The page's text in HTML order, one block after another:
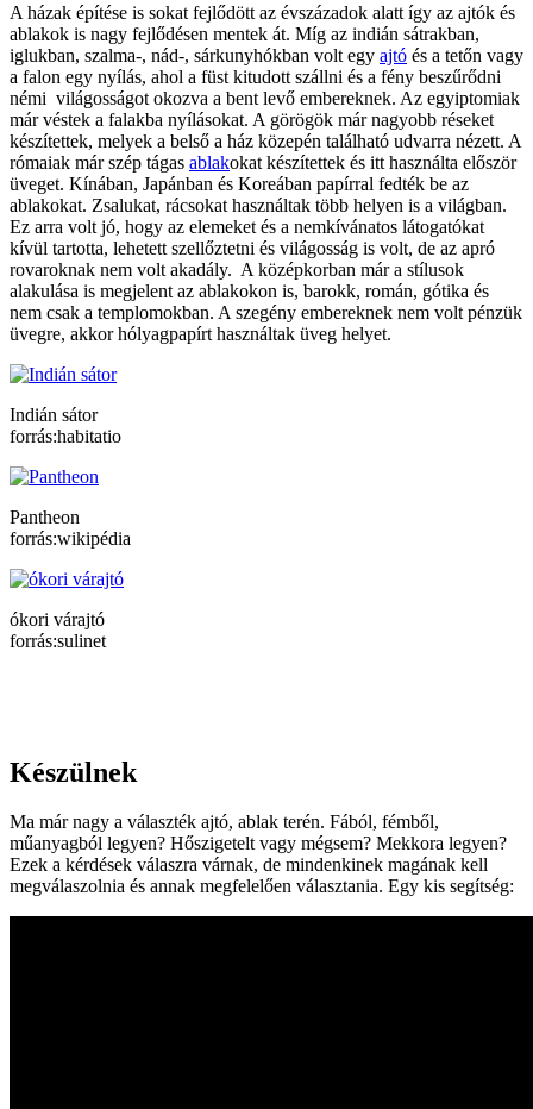
A házak építése is sokat fejlődött az évszázadok alatt így az ajtók és
ablakok is nagy fejlődésen mentek át. Míg az indián sátrakban,
iglukban, szalma-, nád-, sárkunyhókban volt egy ajtó és a tetőn vagy
a falon egy nyílás, ahol a füst kitudott szállni és a fény beszűrődni
némi világosságot okozva a bent levő embereknek. Az egyiptomiak
már véstek a falakba nyílásokat. A görögök már nagyobb réseket
készítettek, melyek a belső a ház közepén található udvarra nézett. A
rómaiak már szép tágas ablakokat készítettek és itt használta először
üveget. Kínában, Japánban és Koreában papírral fedték be az
ablakokat. Zsalukat, rácsokat használtak több helyen is a világban.
Ez arra volt jó, hogy az elemeket és a nemkívánatos látogatókat
kívül tartotta, lehetett szellőztetni és világosság is volt, de az apró
rovaroknak nem volt akadály. A középkorban már a stílusok
alakulása is megjelent az ablakokon is, barokk, román, gótika és
nem csak a templomokban. A szegény embereknek nem volt pénzük
üvegre, akkor hólyagpapírt használtak üveg helyet.
Indián sátor
forrás:habitatio
Pantheon
forrás:wikipédia
ókori várajtó
forrás:sulinet
Készülnek
Ma már nagy a választék ajtó, ablak terén. Fából, fémből,
műanyagból legyen? Hőszigetelt vagy mégsem? Mekkora legyen?
Ezek a kérdések válaszra várnak, de mindenkinek magának kell
megválaszolnia és annak megfelelően választania. Egy kis segítség: